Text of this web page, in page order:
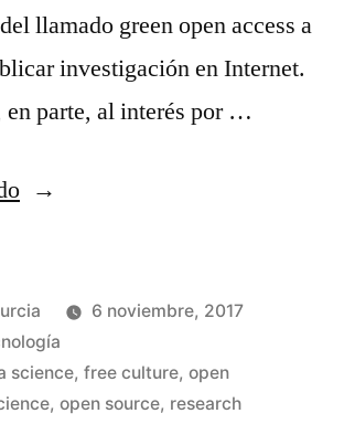
llamado green open access a
investigación en Internet.
en parte, al interés por …
«Opciones
Access
«verde»
para
6 noviembre, 2017
science, free culture, open
, open source, research